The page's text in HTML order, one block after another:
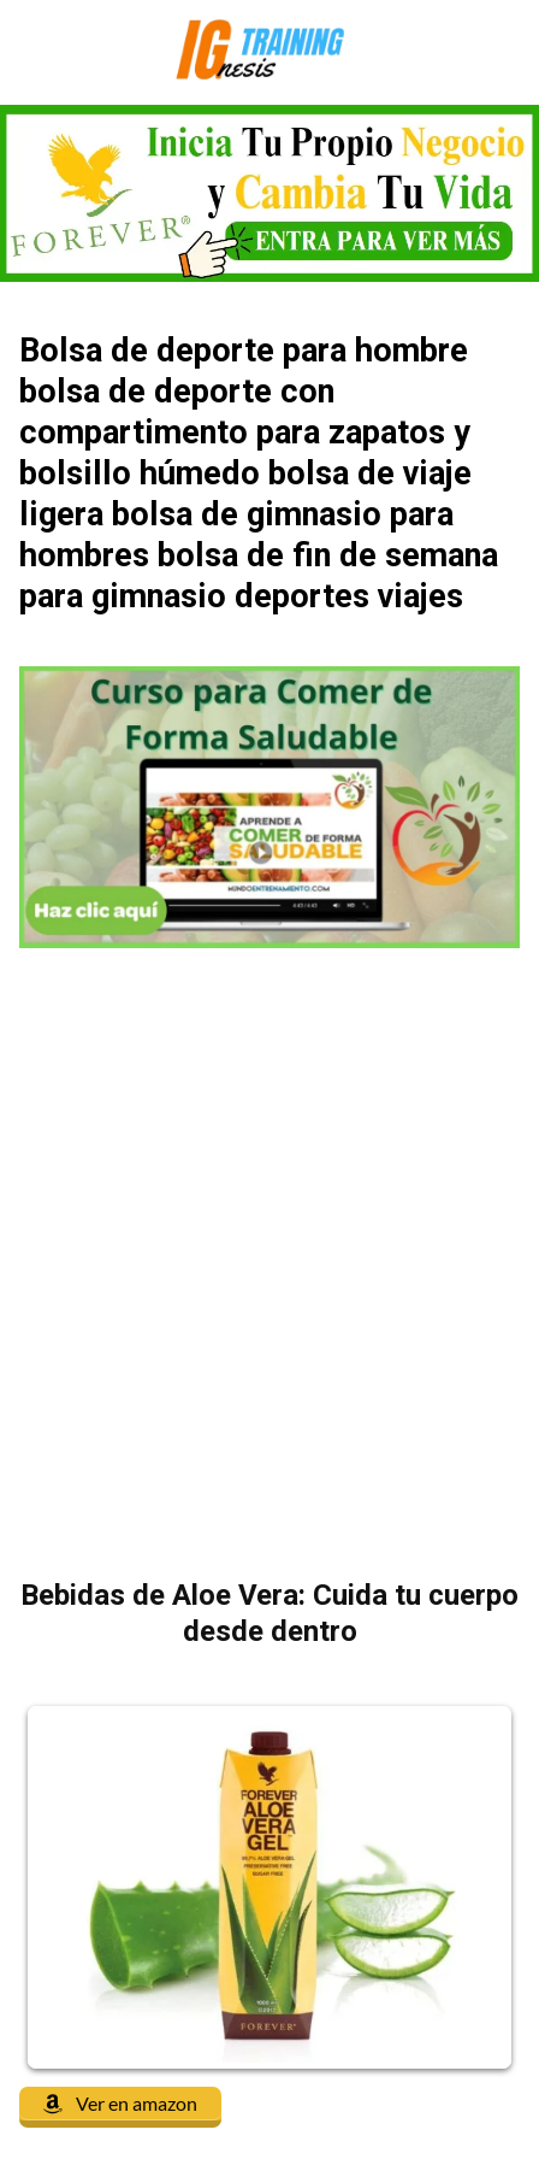
Bolsa de deporte para hombre
bolsa de deporte con
compartimento para zapatos y
bolsillo húmedo bolsa de viaje
ligera bolsa de gimnasio para
hombres bolsa de fin de semana
para gimnasio deportes viajes
Bebidas de Aloe Vera: Cuida tu cuerpo
desde dentro
Ver en amazon